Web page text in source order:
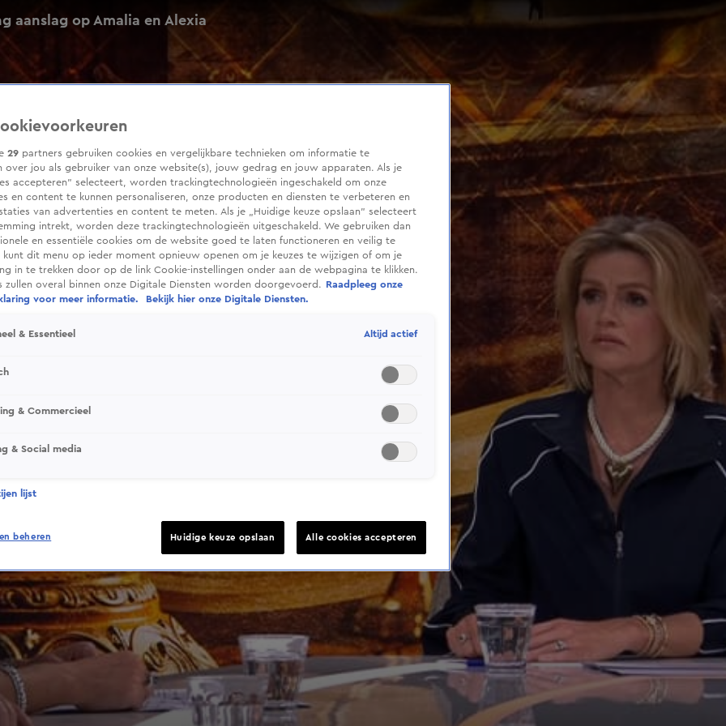
aanslag op Amalia en Alexia
29 partners gebruiken cookies en vergelijkbare technieken om informatie te
over jou als gebruiker van onze website(s), jouw gedrag en jouw apparaten. Als je
accepteren” selecteert, worden trackingtechnologieën ingeschakeld om onze
en content te kunnen personaliseren, onze producten en diensten te verbeteren en
van advertenties en content te meten. Als je „Huidige keuze opslaan” selecteert
intrekt, worden deze trackingtechnologieën uitgeschakeld. We gebruiken dan
en essentiële cookies om de website goed te laten functioneren en veilig te
kunt dit menu op ieder moment opnieuw openen om je keuzes te wijzigen of om je
in te trekken door op de link Cookie-instellingen onder aan de webpagina te klikken.
zullen overal binnen onze Digitale Diensten worden doorgevoerd.
Raadpleeg onze
voor meer informatie.
Bekijk hier onze Digitale Diensten.
& Essentieel Altijd actief
& Commercieel
& Social media
lijst
beheren Huidige keuze opslaan Alle cookies accepteren